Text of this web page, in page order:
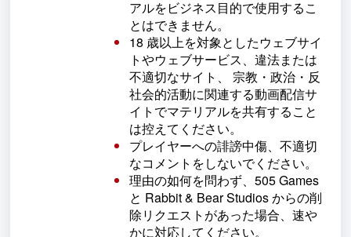
アルをビジネス目的で使用するこ
とはできません。
18 歳以上を対象としたウェブサイ
トやウェブサービス、違法または
不適切なサイト、 宗教・政治・反
社会的活動に関連する動画配信サ
イトでマテリアルを共有すること
は控えてください。
プレイヤーへの誹謗中傷、不適切
なコメントをしないでください。
理由の如何を問わず、505 Games
と Rabbit & Bear Studios からの削
除リクエストがあった場合、速や
かに対応してください。